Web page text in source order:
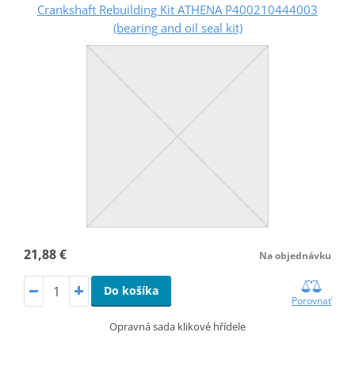
Crankshaft Rebuilding Kit ATHENA P400210444003
(bearing and oil seal kit)
21,88 € Na objednávku
Do košíka
Porovnať
Opravná sada klikové hřídele